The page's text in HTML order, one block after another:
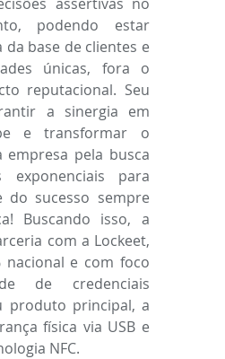
podendo estar
base de clientes e
únicas, fora o
reputacional. Seu
a sinergia em
e transformar o
empresa pela busca
exponenciais para
do sucesso sempre
Buscando isso, a
com a Lockeet,
nacional e com foco
de credenciais
produto principal, a
física via USB e
NFC.